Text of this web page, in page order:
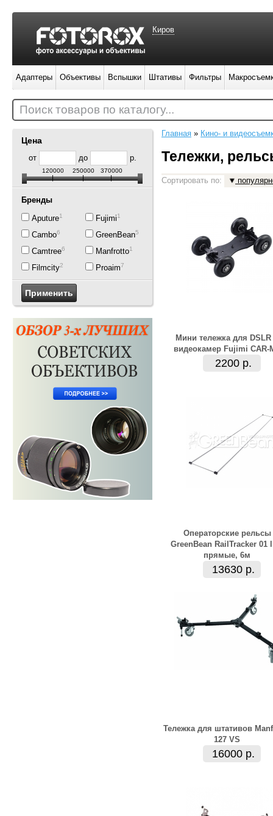
Цена
от до р.
120000 250000 370000
Бренды
Aputure1
Cambo6
Camtree6
Filmcity2
Fujimi1
GreenBean5
Manfrotto1
Proaim7
Главная » Кино- и
Тележки,
Сортировать по:
Мини тележка для DSLR
видеокамер Fujimi CAR-
2200 р.
Операторские рельсы
GreenBean RailTracker 01
прямые, 6м
13630 р.
Тележка для штативов
127 VS
16000 р.
Киров
Адаптеры Объективы Вспышки Штативы Фильтры
Поиск товаров по каталогу...